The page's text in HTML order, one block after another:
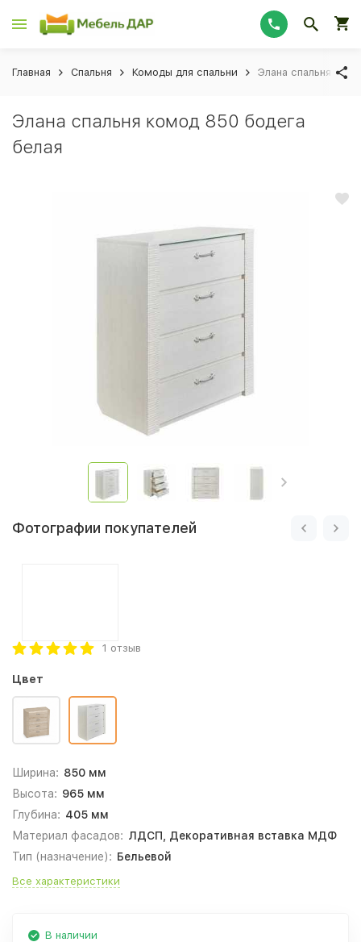
Главная Спальня Комоды для спальни Элана спальня
Элана спальня комод 850 бодега
белая
Фотографии покупателей
1 отзыв
Цвет
Ширина: 850 мм
Высота: 965 мм
Глубина: 405 мм
Материал фасадов: ЛДСП, Декоративная вставка МДФ
Тип (назначение): Бельевой
Все характеристики
В наличии